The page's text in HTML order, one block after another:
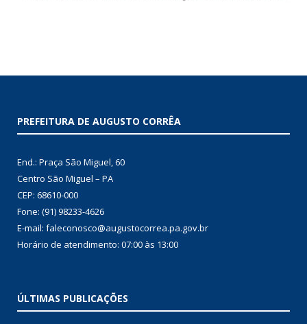
PREFEITURA DE AUGUSTO CORRÊA
End.: Praça São Miguel, 60
Centro São Miguel – PA
CEP: 68610-000
Fone: (91) 98233-4626
E-mail: faleconosco@augustocorrea.pa.gov.br
Horário de atendimento: 07:00 às 13:00
ÚLTIMAS PUBLICAÇÕES